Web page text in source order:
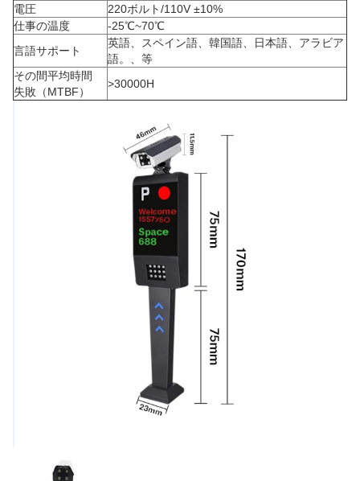
電圧
220ボルト/110V ±10%
仕事の温度
-25℃~70℃
言語サポート
英語、スペイン語、韓国語、日本語、アラビア
語。、等
その間平均時間
失敗（MTBF）
>30000H